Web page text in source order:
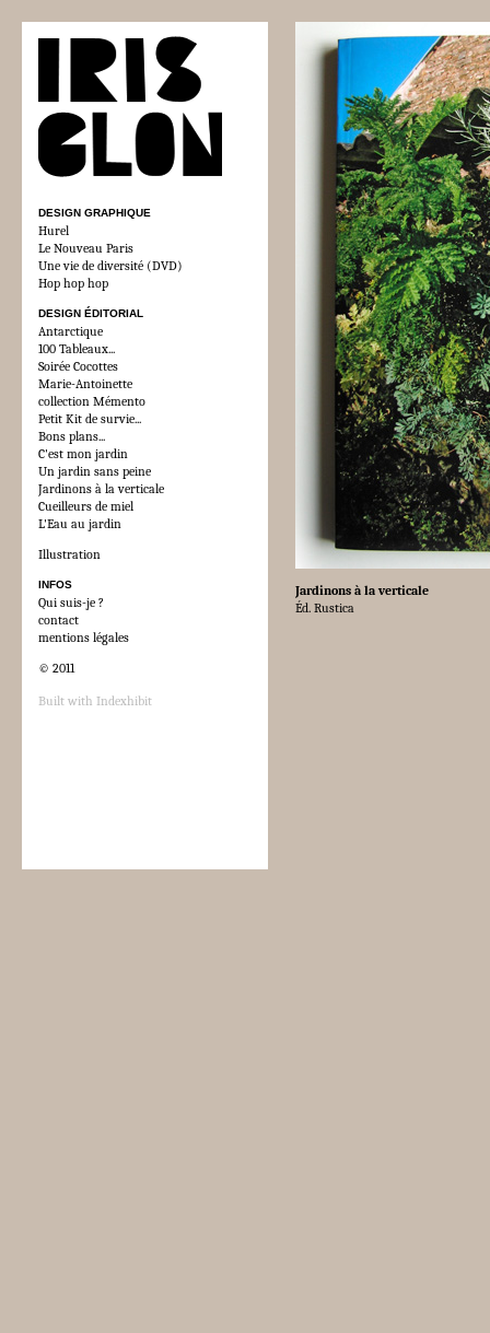
DESIGN GRAPHIQUE
Hurel
Le Nouveau Paris
Une vie de diversité (DVD)
Hop hop hop
DESIGN ÉDITORIAL
Antarctique
100 Tableaux...
Soirée Cocottes
Marie-Antoinette
collection Mémento
Petit Kit de survie...
Bons plans...
C'est mon jardin
Un jardin sans peine
Jardinons à la verticale
Cueilleurs de miel
L'Eau au jardin
Illustration
INFOS
Qui suis-je ?
contact
mentions légales
© 2011
Built with Indexhibit
Jardinons à la verticale
Éd. Rustica